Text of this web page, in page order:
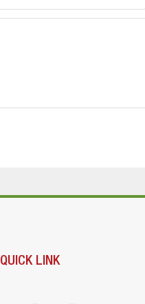
QUICK LINK